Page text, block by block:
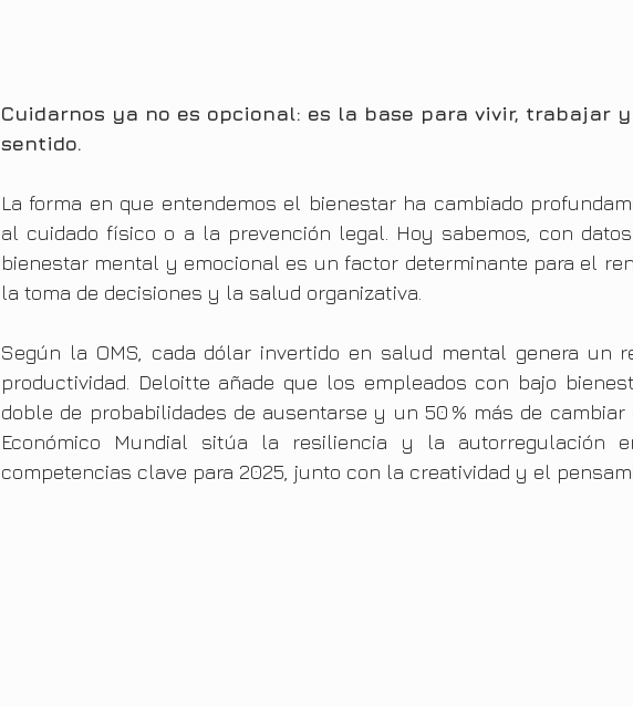
Cuidarnos ya no es opcional: es la base para vivir, trabajar
sentido.
La forma en que entendemos el bienestar ha cambiado
al cuidado físico o a la prevención legal. Hoy sabemos, con
bienestar mental y emocional es un factor determinante para el
la toma de decisiones y la salud organizativa.
Según la OMS, cada dólar invertido en salud mental genera un
productividad. Deloitte añade que los empleados con bajo
doble de probabilidades de ausentarse y un 50 % más de cambiar
Económico Mundial sitúa la resiliencia y la autorregulación
competencias clave para 2025, junto con la creatividad y el